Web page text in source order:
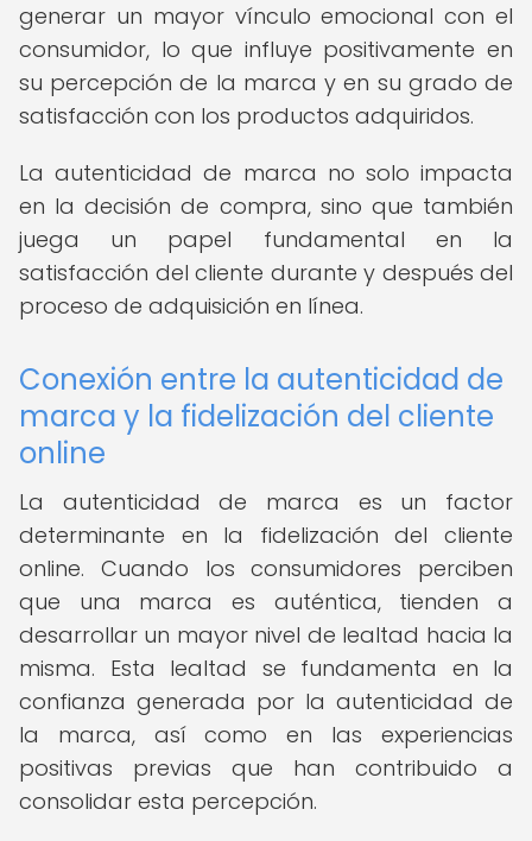
generar un mayor vínculo emocional con el
consumidor, lo que influye positivamente en
su percepción de la marca y en su grado de
satisfacción con los productos adquiridos.
La autenticidad de marca no solo impacta
en la decisión de compra, sino que también
juega un papel fundamental en la
satisfacción del cliente durante y después del
proceso de adquisición en línea.
Conexión entre la autenticidad de
marca y la fidelización del cliente
online
La autenticidad de marca es un factor
determinante en la fidelización del cliente
online. Cuando los consumidores perciben
que una marca es auténtica, tienden a
desarrollar un mayor nivel de lealtad hacia la
misma. Esta lealtad se fundamenta en la
confianza generada por la autenticidad de
la marca, así como en las experiencias
positivas previas que han contribuido a
consolidar esta percepción.